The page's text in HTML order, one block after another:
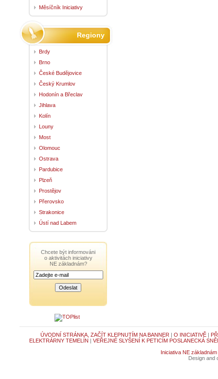
Měsíčník Iniciativy
Regiony
Brdy
Brno
České Budějovice
Český Krumlov
Hodonín a Břeclav
Jihlava
Kolín
Louny
Most
Olomouc
Ostrava
Pardubice
Plzeň
Prostějov
Přerovsko
Strakonice
Ústí nad Labem
Chcete být informováni
o aktivitách iniciativy
NE základnám?
ÚVODNÍ STRÁNKA, ZAČÍT KLEPNUTÍM NA BANNER | O INICIATIVĚ|
ELEKTRÁRNY TEMELÍN | VEŘEJNÉ SLYŠENÍ K PETICÍM POSLANECKÁ
Iniciativa NE základnám
Design and